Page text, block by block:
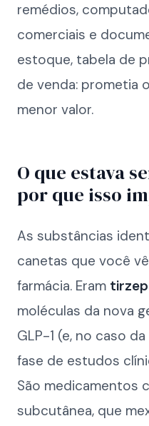
remédios,
comerciais e
estoque, tabela de
de venda: prometia
menor valor.
O que estava
por que isso
As substâncias
canetas que você
farmácia. Eram
moléculas da nova
GLP-1 (e, no caso
fase de estudos
São medicamentos
subcutânea, que